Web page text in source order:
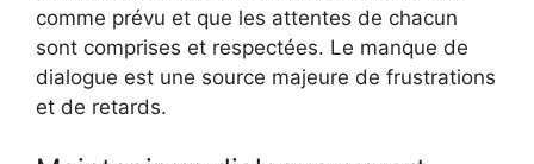
comme prévu et que les attentes de chacun
sont comprises et respectées. Le manque de
dialogue est une source majeure de frustrations
et de retards.